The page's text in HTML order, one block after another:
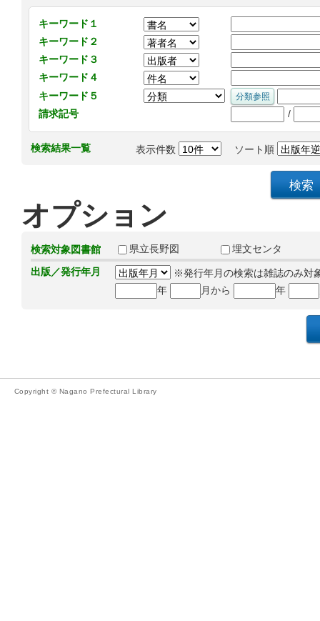
キーワード１
キーワード２
キーワード３
キーワード４
キーワード５
請求記号
/
検索結果一覧 表示件数 ソート順
オプション
検索対象図書館 県立長野図
埋文センタ
出版／発行年月
※発行年月の検索は雑誌のみ対
年
月から 年
Copyright © Nagano Prefectural Library